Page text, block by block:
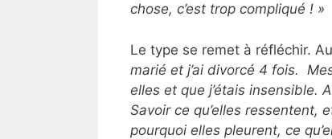
chose, c’est trop compliqué ! »
Le type se remet à réfléchir.
marié et j’ai divorcé 4 fois.
elles et que j’étais insensible.
Savoir ce qu’elles ressentent,
pourquoi elles pleurent, ce